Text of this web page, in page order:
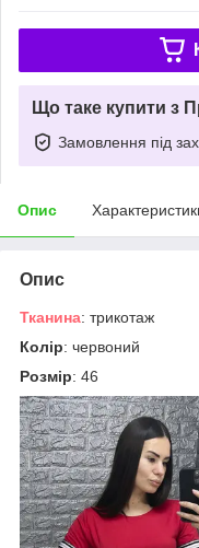
Що таке купити з
Замовлення під
Опис
Опис
Тканина: трикотаж
Колір: червоний
Розмір: 46